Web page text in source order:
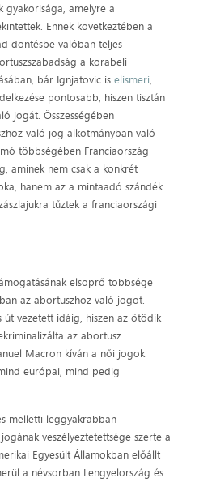
gyakorisága, amelyre a
Ennek következtében a
döntésbe valóban teljes
a korabeli
bár Ignjatovic iselismeri,
pontosabb, hiszen tisztán
jogát. Összességében
való jog alkotmányban való
többségében Franciaország
aminek nem csak a konkrét
hanem az a mintaadó szándék
tűztek a franciaországi
elsöprő többsége
az abortuszhoz való jogot.
út vezetett idáig, hiszen az ötödik
az abortusz
Macron kíván a női jogok
európai, mind pedig
melletti leggyakrabban
veszélyeztetettsége szerte a
Egyesült Államokban előállt
a névsorban Lengyelország és